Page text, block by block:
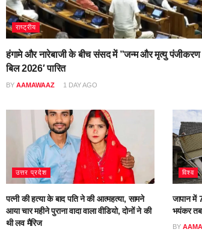
राष्ट्रीय
हंगामे और नारेबाजी के बीच संसद में ”जन्म और मृत्यु
बिल 2026′ पारित
BY AAMAWAAZ 1 DAY AGO
उत्तर प्रदेश
पत्नी की हत्या के बाद पति ने की आत्महत्या, सामने
आया चार महीने पुराना वादा वाला वीडियो, दोनों ने की
थी लव मैरिज
विश्व
जापान में
भयंकर
BY